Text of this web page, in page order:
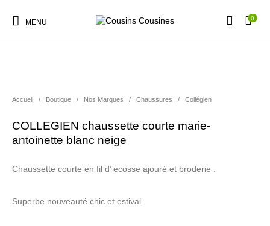
MENU 0
Accueil / Boutique / Nos Marques / Chaussures / Collégien
COLLEGIEN chaussette courte marie-
antoinette blanc neige
Chaussette courte en fil d’ ecosse ajouré et broderie .
Superbe nouveauté chic et estival